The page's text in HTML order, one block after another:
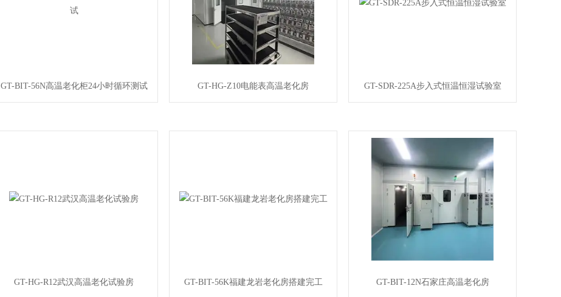
GT-BIT-56N高温老化柜24小时循环测试 GT-HG-Z10电能表高温老化房 GT-SDR-225A步入式恒温恒湿试验室
GT-HG-R12武汉高温老化试验房 GT-BIT-56K福建龙岩老化房搭建完工 GT-BIT-12N石家庄高温老化房